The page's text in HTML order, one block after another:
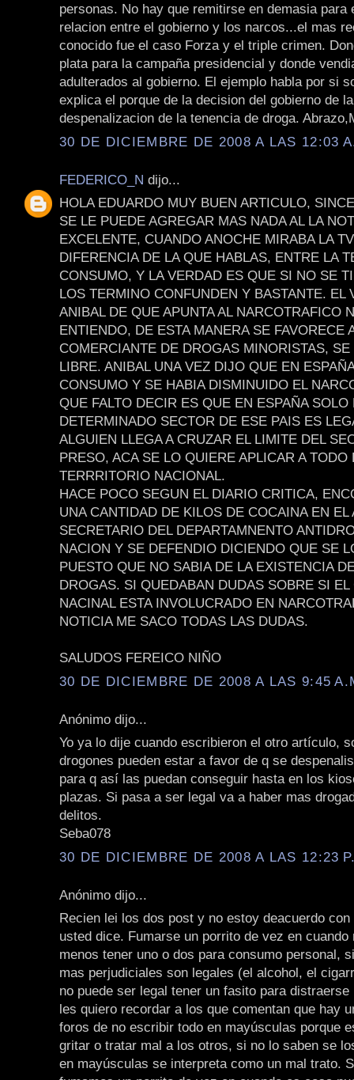
personas. No hay que remitirse en demasia para
relacion entre el gobierno y los narcos...el mas
conocido fue el caso Forza y el triple crimen.
plata para la campaña presidencial y donde
adulterados al gobierno. El ejemplo habla por si
explica el porque de la decision del gobierno de la
despenalizacion de la tenencia de droga.
30 DE DICIEMBRE DE 2008 A LAS 12:03
FEDERICO_N dijo...
HOLA EDUARDO MUY BUEN ARTICULO,
SE LE PUEDE AGREGAR MAS NADA AL LA
EXCELENTE, CUANDO ANOCHE MIRABA LA
DIFERENCIA DE LA QUE HABLAS, ENTRE LA
CONSUMO, Y LA VERDAD ES QUE SI NO SE
LOS TERMINO CONFUNDEN Y BASTANTE. EL
ANIBAL DE QUE APUNTA AL NARCOTRAFICO
ENTIENDO, DE ESTA MANERA SE FAVORECE
COMERCIANTE DE DROGAS MINORISTAS, SE
LIBRE. ANIBAL UNA VEZ DIJO QUE EN
CONSUMO Y SE HABIA DISMINUIDO EL
QUE FALTO DECIR ES QUE EN ESPAÑA SOLO
DETERMINADO SECTOR DE ESE PAIS ES
ALGUIEN LLEGA A CRUZAR EL LIMITE DEL
PRESO, ACA SE LO QUIERE APLICAR A TODO
TERRRITORIO NACIONAL.
HACE POCO SEGUN EL DIARIO CRITICA,
UNA CANTIDAD DE KILOS DE COCAINA EN EL
SECRETARIO DEL DEPARTAMNENTO
NACION Y SE DEFENDIO DICIENDO QUE SE
PUESTO QUE NO SABIA DE LA EXISTENCIA
DROGAS. SI QUEDABAN DUDAS SOBRE SI EL
NACINAL ESTA INVOLUCRADO EN
NOTICIA ME SACO TODAS LAS DUDAS.
SALUDOS FEREICO NIÑO
30 DE DICIEMBRE DE 2008 A LAS 9:45
Anónimo dijo...
Yo ya lo dije cuando escribieron el otro artículo,
drogones pueden estar a favor de q se
para q así las puedan conseguir hasta en los
plazas. Si pasa a ser legal va a haber mas
delitos.
Seba078
30 DE DICIEMBRE DE 2008 A LAS 12:23
Anónimo dijo...
Recien lei los dos post y no estoy deacuerdo con
usted dice. Fumarse un porrito de vez en cuando
menos tener uno o dos para consumo personal,
mas perjudiciales son legales (el alcohol, el
no puede ser legal tener un fasito para distraerse
les quiero recordar a los que comentan que hay
foros de no escribir todo en mayúsculas porque
gritar o tratar mal a los otros, si no lo saben se
en mayúsculas se interpreta como un mal trato.